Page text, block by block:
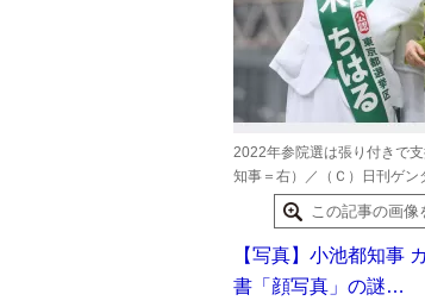
2022年参院選は張り付きで
知事＝右）／（Ｃ）日刊ゲン
この記事の画像
【写真】小池都知事
書「顔写真」の謎…